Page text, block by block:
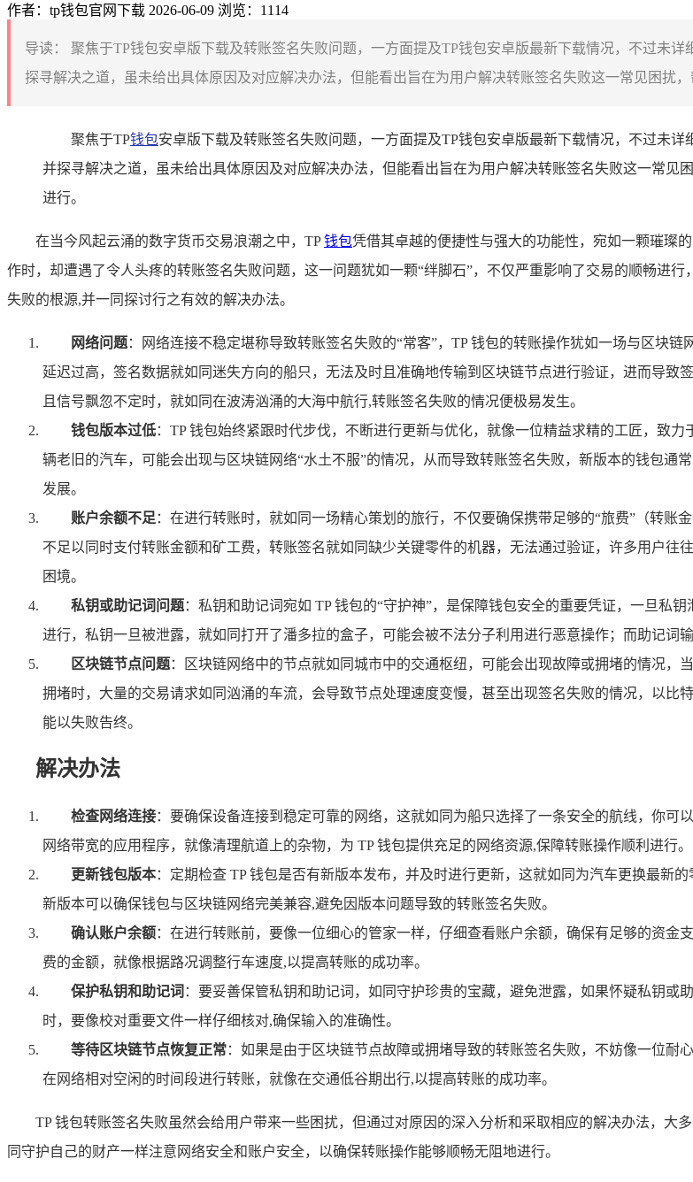
作者：tp钱包官网下载 2026-06-09 浏览：1114
导读：
聚焦于TP钱包安卓版下载及转账签名失败问题，一方面提及TP钱包安卓版最新下载情况，不过未
探寻解决之道，虽未给出具体原因及对应解决办法，但能看出旨在为用户解决转账签名失败这一常见困扰
聚焦于TP钱包安卓版下载及转账签名失败问题，一方面提及TP钱包安卓版最新下载情况，不过未
并探寻解决之道，虽未给出具体原因及对应解决办法，但能看出旨在为用户解决转账签名失败这一常见
进行。
在当今风起云涌的数字货币交易浪潮之中，TP钱包凭借其卓越的便捷性与强大的功能性，宛如一颗璀璨
作时，却遭遇了令人头疼的转账签名失败问题，这一问题犹如一颗“绊脚石”，不仅严重影响了交易的顺畅进
失败的根源,并一同探讨行之有效的解决办法。
网络问题：网络连接不稳定堪称导致转账签名失败的“常客”，TP 钱包的转账操作犹如一场与区块
延迟过高，签名数据就如同迷失方向的船只，无法及时且准确地传输到区块链节点进行验证，进而导
且信号飘忽不定时，就如同在波涛汹涌的大海中航行,转账签名失败的情况便极易发生。
钱包版本过低：TP 钱包始终紧跟时代步伐，不断进行更新与优化，就像一位精益求精的工匠，致
辆老旧的汽车，可能会出现与区块链网络“水土不服”的情况，从而导致转账签名失败，新版本的钱包
发展。
账户余额不足 ：在进行转账时，就如同一场精心策划的旅行，不仅要确保携带足够的“旅费”（转
不足以同时支付转账金额和矿工费，转账签名就如同缺少关键零件的机器，无法通过验证，许多用户
困境。
私钥或助记词问题：私钥和助记词宛如 TP 钱包的“守护神”，是保障钱包安全的重要凭证，一旦私
进行，私钥一旦被泄露，就如同打开了潘多拉的盒子，可能会被不法分子利用进行恶意操作；而助记词
区块链节点问题：区块链网络中的节点就如同城市中的交通枢纽，可能会出现故障或拥堵的情况
拥堵时，大量的交易请求如同汹涌的车流，会导致节点处理速度变慢，甚至出现签名失败的情况，以
能以失败告终。
解决办法
检查网络连接：要确保设备连接到稳定可靠的网络，这就如同为船只选择了一条安全的航线，你
网络带宽的应用程序，就像清理航道上的杂物，为 TP 钱包提供充足的网络资源,保障转账操作顺利进行。
更新钱包版本：定期检查 TP 钱包是否有新版本发布，并及时进行更新，这就如同为汽车更换最新
新版本可以确保钱包与区块链网络完美兼容,避免因版本问题导致的转账签名失败。
确认账户余额：在进行转账前，要像一位细心的管家一样，仔细查看账户余额，确保有足够的资
费的金额，就像根据路况调整行车速度,以提高转账的成功率。
保护私钥和助记词 ：要妥善保管私钥和助记词，如同守护珍贵的宝藏，避免泄露，如果怀疑私钥
时，要像校对重要文件一样仔细核对,确保输入的准确性。
等待区块链节点恢复正常：如果是由于区块链节点故障或拥堵导致的转账签名失败，不妨像一位
在网络相对空闲的时间段进行转账，就像在交通低谷期出行,以提高转账的成功率。
TP 钱包转账签名失败虽然会给用户带来一些困扰，但通过对原因的深入分析和采取相应的解决办法，大
同守护自己的财产一样注意网络安全和账户安全，以确保转账操作能够顺畅无阻地进行。